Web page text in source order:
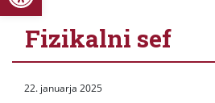
Fizikalni sef
22. januarja 2025